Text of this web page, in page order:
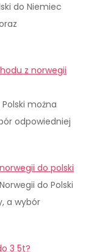
do Niemiec
z norwegii
można
odpowiedniej
do polski
do Polski
a wybór
3 5t?